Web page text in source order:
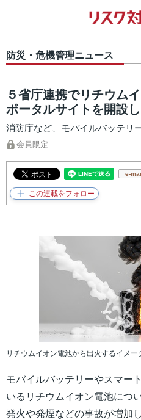
防災・危機管理ニュース
５省庁連携でリチウム
ポータルサイトを開設
消防庁など、モバイルバッテリ
会員限定
e-
リチウムイオン電池から出火するイメー
モバイルバッテリーやスマー
いるリチウムイオン電池につ
発火や発煙などの事故が増加